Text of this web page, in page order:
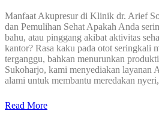
Manfaat Akupresur di Klinik dr. Arief
dan Pemulihan Sehat Apakah Anda
bahu, atau pinggang akibat aktivitas
kantor? Rasa kaku pada otot seringkali
terganggu, bahkan menurunkan
Sukoharjo, kami menyediakan layanan
alami untuk membantu meredakan
Read More